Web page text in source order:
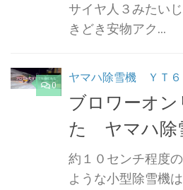
サイヤ人３みたい
きどき安物アク...
0
ヤマハ除雪機 ＹＴ６
ブロワーオ
た ヤマハ除
約１０センチ程度
ような小型除雪機